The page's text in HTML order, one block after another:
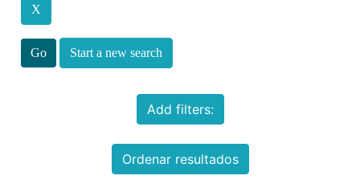
Start a new search
Add filters:
Ordenar resultados